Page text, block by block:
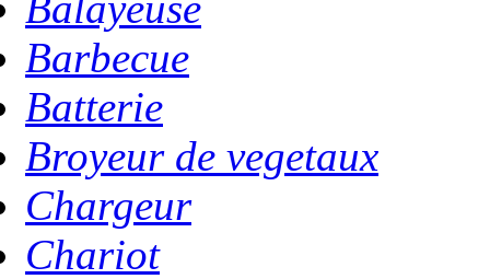
Barbecue
Batterie
Broyeur de vegetaux
Chargeur
Chariot